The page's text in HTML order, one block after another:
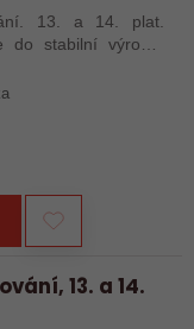
13. a 14. plat.
do stabilní výrobní
13. a 14.